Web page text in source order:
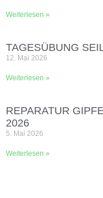
Weiterlesen »
TAGESÜBUNG
12. Mai 2026
Weiterlesen »
REPARATUR
2026
5. Mai 2026
Weiterlesen »